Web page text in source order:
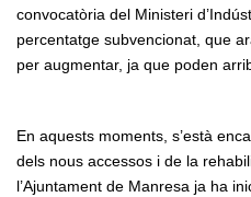
convocatòria del Ministeri
percentatge subvencionat, que
per augmentar, ja que poden
En aquests moments, s’està
dels nous accessos i de la
l’Ajuntament de Manresa ja ha